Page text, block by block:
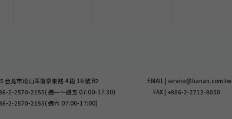
台北市松山區南京東路 4 段 16 號 B2
2-2570-2155( 週一～週五 07:00-17:30)
2-2570-2155( 週六 07:00-17:00)
EMAIL | service@lianan.com.tw
FAX | +886-2-2712-8050